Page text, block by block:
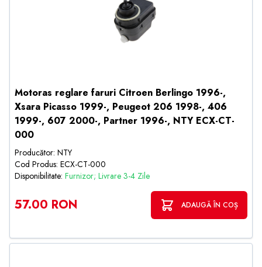
Motoras reglare faruri Citroen Berlingo 1996-,
Xsara Picasso 1999-, Peugeot 206 1998-, 406
1999-, 607 2000-, Partner 1996-, NTY ECX-CT-
000
Producător: NTY
Cod Produs: ECX-CT-000
Disponibilitate: Furnizor; Livrare 3-4 Zile
57.00 RON ADAUGĂ ÎN COȘ